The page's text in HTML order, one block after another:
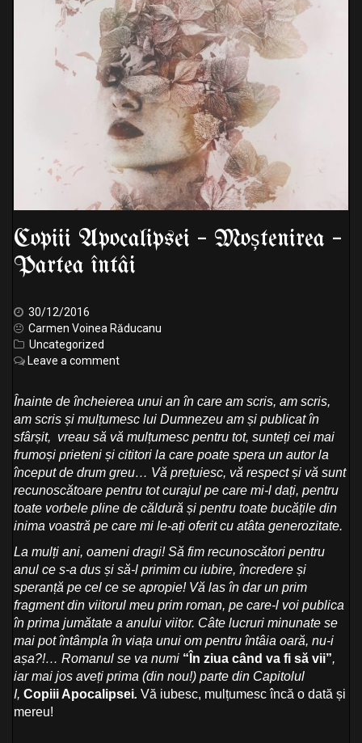
Copiii Apocalipsei – Moștenirea –
Partea întâi
30/12/2016
Carmen Voinea Răducanu
Uncategorized
Leave a comment
Înainte de încheierea unui an în care am scris, am scris,
am scris și mulțumesc lui Dumnezeu am și publicat în
sfârșit, vreau să vă mulțumesc pentru tot, sunteți cei mai
frumoși prieteni și cititori la care poate spera un autor la
început de drum greu… Vă prețuiesc, vă respect și vă sunt
recunoscătoare pentru tot curajul pe care mi-l dați, pentru
toate vorbele pline de căldură și pentru toate bucățile din
inima voastră pe care mi le-ați oferit cu atâta generozitate.
La mulți ani, oameni dragi! Să fim recunoscători pentru
anul ce s-a dus și să-l primim cu iubire, încredere și
speranță pe cel ce se apropie! Vă las în dar un prim
fragment din viitorul meu prim roman, pe care-l voi publica
în prima jumătate a anului viitor. Câte lucruri minunate se
mai pot întâmpla în viața unui om pentru întâia oară, nu-i
așa?!… Romanul se va numi “În ziua când va fi să vii”,
iar mai jos aveți prima (din nou!) parte din Capitolul
I, Copiii Apocalipsei. Vă iubesc, mulțumesc încă o dată și
mereu!